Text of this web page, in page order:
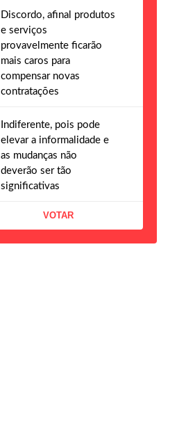
Discordo, afinal produtos
e serviços
provavelmente ficarão
mais caros para
compensar novas
contratações
Indiferente, pois pode
elevar a informalidade e
as mudanças não
deverão ser tão
significativas